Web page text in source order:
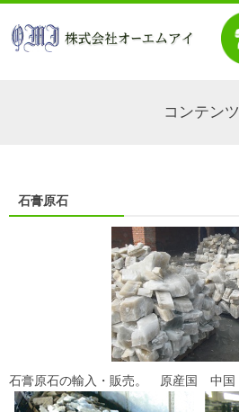
コンテンツ
石膏原石
石膏原石の輸入・販売。 原産国 中国